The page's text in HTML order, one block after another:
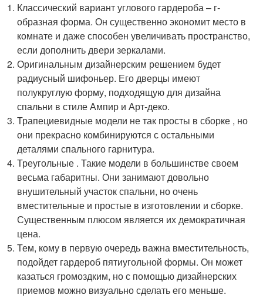
Классический вариант углового гардероба – г-
образная форма. Он существенно экономит место в
комнате и даже способен увеличивать пространство,
если дополнить двери зеркалами.
Оригинальным дизайнерским решением будет
радиусный шифоньер. Его дверцы имеют
полукруглую форму, подходящую для дизайна
спальни в стиле Ампир и Арт-деко.
Трапециевидные модели не так просты в сборке , но
они прекрасно комбинируются с остальными
деталями спального гарнитура.
Треугольные . Такие модели в большинстве своем
весьма габаритны. Они занимают довольно
внушительный участок спальни, но очень
вместительные и простые в изготовлении и сборке.
Существенным плюсом является их демократичная
цена.
Тем, кому в первую очередь важна вместительность,
подойдет гардероб пятиугольной формы. Он может
казаться громоздким, но с помощью дизайнерских
приемов можно визуально сделать его меньше.